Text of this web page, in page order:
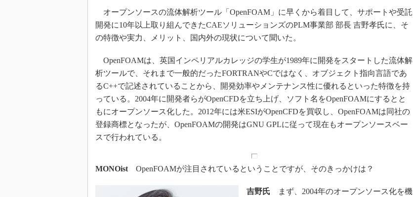
オープンソースの流体解析ツール「OpenFOAM」に早くから着目して、サポートや受託
開発に10年以上取り組んできたCAEソリューションズのPLM事業部 部長 吉野孝氏に、そ
の特徴や実力、メリット、国内外の現状について聞いた。
OpenFOAMは、英国インペリアルカレッジの学生が1989年に開発をスタートした流体解
析ツールで、それまで一般的だったFORTRANやCではなく、オブジェクト指向言語であ
るC++で記述されていることから、開発効率やメンテナンス性に優れるといった特徴を持
っている。2004年に開発者らがOpenCFDを立ち上げ、ソフト名をOpenFOAMにするとと
もにオープンソース化した。2012年には米ESIがOpenCFDを買収し、OpenFOAMは同社の
登録商標となったが、OpenFOAMの開発はGNU GPLに従って現在もオープンソースベー
スで行われている。
MONOist OpenFOAMが注目されているということですが、そのきっかけは？
吉野氏 まず、2004年のオープンソース化を機